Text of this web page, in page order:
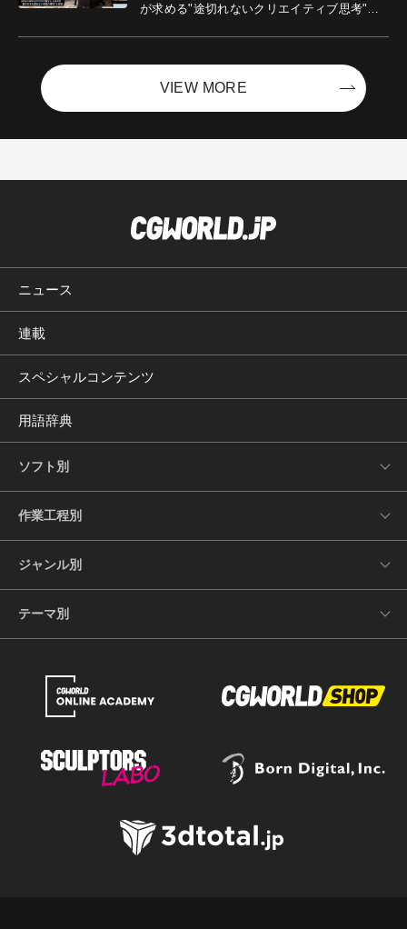
が求める"途切れないクリエイティブ思考"｜
VIEW MORE
ニュース
連載
スペシャルコンテンツ
用語辞典
ソフト別
作業工程別
ジャンル別
テーマ別